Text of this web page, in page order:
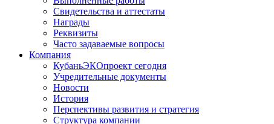
Свидетельства и аттестаты
Награды
Реквизиты
Часто задаваемые вопросы
Компания
КубаньЭКОпроект сегодня
Учредительные документы
Новости
История
Перспективы развития и стратегия
Структура компании